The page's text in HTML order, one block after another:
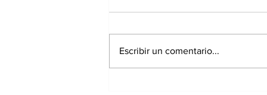
Escribir un comentario...